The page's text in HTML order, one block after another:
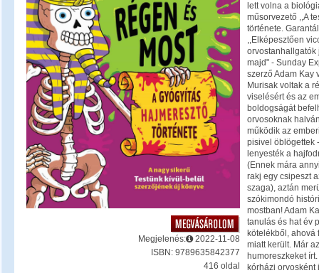
Megjelenés:
2022-11-08
ISBN: 9789635842377
416 oldal
lett volna a
műsorvezető ,,A
története.
,,Elképesztően
majd" - Sunday
szerző Adam Kay
Murisak voltak a
viselésért és az
boldogságát
orvosoknak
működik az
pisivel öblögettek
lenyesték a
(Ennek mára
rakj egy csipeszt
szaga), aztán
szókimondó
mostban! Adam
tanulás és hat év
kötelékből, ahová
miatt került. Már
humoreszkeket
kórházi orvosként